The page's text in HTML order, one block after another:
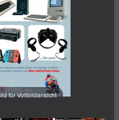
für Vollbildansicht